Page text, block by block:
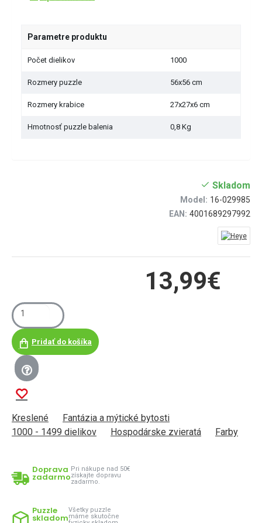
Parametre produktu
Počet dielikov 1000
Rozmery puzzle 56x56 cm
Rozmery krabice 27x27x6 cm
Hmotnosť puzzle balenia 0,8 Kg
13,99€
Skladom
Model: 16-029985
EAN: 4001689297992
Pridať do košíka
Kreslené
Fantázia a mýtické bytosti
1000 - 1499 dielikov
Hospodárske zvieratá Farby
Doprava
zadarmo
Pri nákupe nad 50€
získajte dopravu
zadarmo.
Puzzle
skladom
Všetky puzzle
máme skutočne